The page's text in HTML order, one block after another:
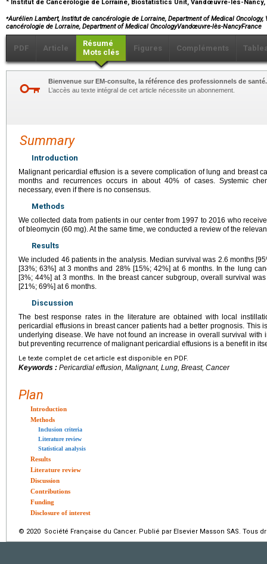
Institut de Cancérologie de Lorraine, Biostatistics Unit, Vandœuvre-lès-
⁎Aurélien Lambert, Institut de cancérologie de Lorraine, Department of Medical
cancérologie de Lorraine, Department of Medical OncologyVandœuvre-lès-NancyFrance
PDF Article
Résumé
Mots clés
Figures Compléments
Bienvenue sur EM-consulte, la référence des professionnels de santé.
L’accès au texte intégral de cet article nécessite un abonnement.
Summary
Introduction
Malignant pericardial effusion is a severe complication of lung and breast
months and recurrences occurs in about 40% of cases. Systemic
necessary, even if there is no consensus.
Methods
We collected data from patients in our center from 1997 to 2016 who
of bleomycin (60 mg). At the same time, we conducted a review of the
Results
We included 46 patients in the analysis. Median survival was 2.6 months
[33%; 63%] at 3 months and 28% [15%; 42%] at 6 months. In the lung
[3%; 44%] at 3 months. In the breast cancer subgroup, overall survival
[21%; 69%] at 6 months.
Discussion
The best response rates in the literature are obtained with local
pericardial effusions in breast cancer patients had a better prognosis. This
underlying disease. We have not found an increase in overall survival with
but preventing recurrence of malignant pericardial effusions is a benefit in
Le texte complet de cet article est disponible en PDF.
Keywords : Pericardial effusion, Malignant, Lung, Breast, Cancer
Plan
Introduction
Methods
Inclusion criteria
Literature review
Statistical analysis
Results
Literature review
Discussion
Contributions
Funding
Disclosure of interest
© 2020 Société Française du Cancer. Publié par Elsevier Masson SAS. Tous